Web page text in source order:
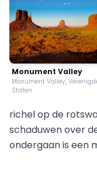
Monument Valley
Monument Valley,
Staten
richel op de
schaduwen over
ondergaan is een